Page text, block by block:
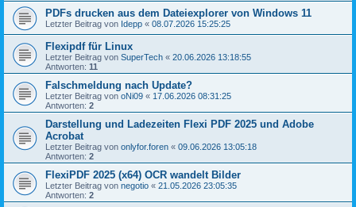
PDFs drucken aus dem Dateiexplorer von Windows 11
Letzter Beitrag von Idepp « 08.07.2026 15:25:25
Flexipdf für Linux
Letzter Beitrag von SuperTech « 20.06.2026 13:18:55
Antworten: 11
Falschmeldung nach Update?
Letzter Beitrag von oNi09 « 17.06.2026 08:31:25
Antworten: 2
Darstellung und Ladezeiten Flexi PDF 2025 und Adobe
Acrobat
Letzter Beitrag von onlyfor.foren « 09.06.2026 13:05:18
Antworten: 2
FlexiPDF 2025 (x64) OCR wandelt Bilder
Letzter Beitrag von negotio « 21.05.2026 23:05:35
Antworten: 2